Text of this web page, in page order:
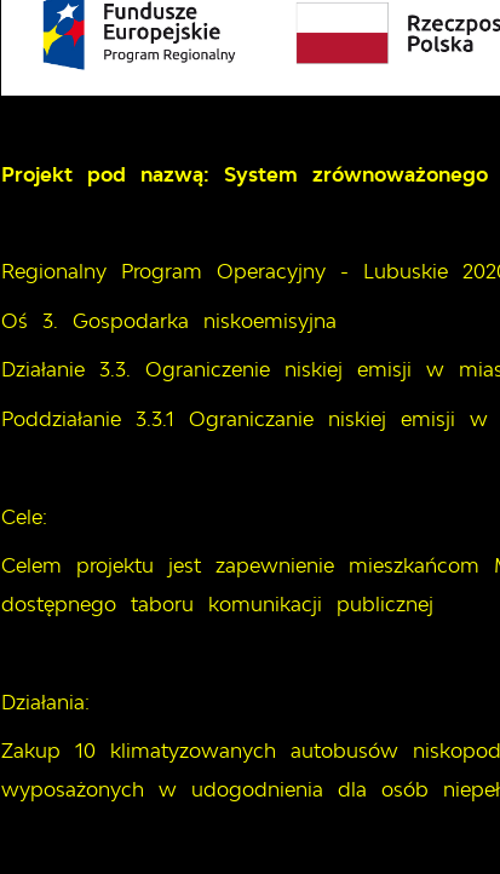
Projekt pod nazwą: System
Regionalny Program Operacyjny - Lubuskie
Oś 3. Gospodarka niskoemisyjna
Działanie 3.3. Ograniczenie niskiej emisji w
Poddziałanie 3.3.1 Ograniczanie niskiej emisji
Cele:
Celem projektu jest zapewnienie
dostępnego taboru komunikacji publicznej
Działania:
Zakup 10 klimatyzowanych autobusów
wyposażonych w udogodnienia dla osób